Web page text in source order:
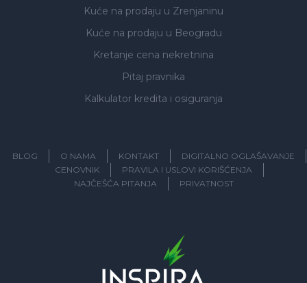
Kuće na prodaju u Zrenjaninu
Kuće na prodaju u Beogradu
Kretanje cena nekretnina
Pitaj pravnika
Kalkulator kredita i osiguranja
BLOG O NAMA KONTAKT
DIGITALNO OGLAŠAVANJE
CENOVNIK
PRAVILA I USLOVI KORIŠĆENJA
NAJČEŠĆA PITANJA
PRIVATNOST